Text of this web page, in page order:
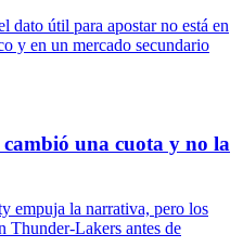
dato útil para apostar no está en
y en un mercado secundario
una cuota y no la
empuja la narrativa, pero los
Thunder-Lakers antes de